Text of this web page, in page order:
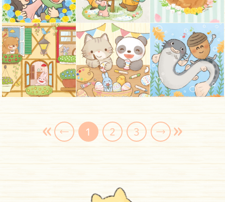
« ← 1 2 3 → »